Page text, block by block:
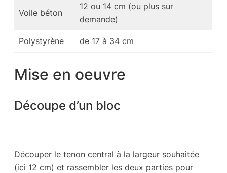
Voile béton
12 ou 14 cm (ou plus sur
demande)
Polystyrène de 17 à 34 cm
Mise en oeuvre
Découpe d’un bloc
Découper le tenon central à la largeur souhaitée
(ici 12 cm) et rassembler les deux parties pour